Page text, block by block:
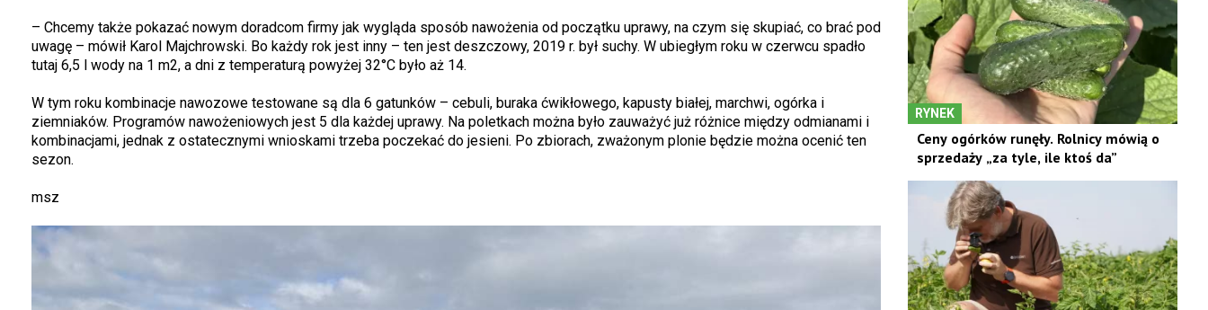
– Chcemy także pokazać nowym doradcom firmy jak wygląda sposób nawożenia od początku uprawy, na czym się skupiać, co brać pod
uwagę – mówił Karol Majchrowski. Bo każdy rok jest inny – ten jest deszczowy, 2019 r. był suchy. W ubiegłym roku w czerwcu spadło
tutaj 6,5 l wody na 1 m2, a dni z temperaturą powyżej 32°C było aż 14.
W tym roku kombinacje nawozowe testowane są dla 6 gatunków – cebuli, buraka ćwikłowego, kapusty białej, marchwi, ogórka i
ziemniaków. Programów nawożeniowych jest 5 dla każdej uprawy. Na poletkach można było zauważyć już różnice między odmianami i
kombinacjami, jednak z ostatecznymi wnioskami trzeba poczekać do jesieni. Po zbiorach, zważonym plonie będzie można ocenić ten
sezon.
msz
RYNEK
Ceny ogórków runęły. Rolnicy mówią o
sprzedaży „za tyle, ile ktoś da”